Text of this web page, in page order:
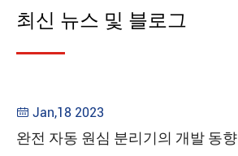
최신 뉴스 및 블로그
 Jan,18 2023
완전 자동 원심 분리기의 개발 동향